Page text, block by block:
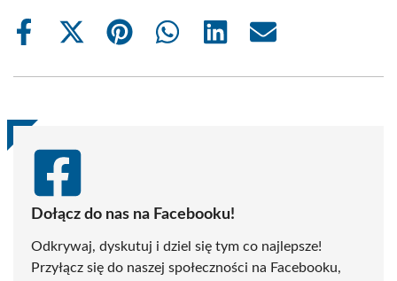
Share
Share
(Twitter)
Share
Share
Share
Share
Dołącz do nas na Facebooku!
Odkrywaj, dyskutuj i dziel się tym co najlepsze!
Przyłącz się do naszej społeczności na Facebooku,